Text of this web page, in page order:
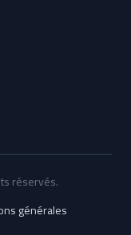
réservés.
générales